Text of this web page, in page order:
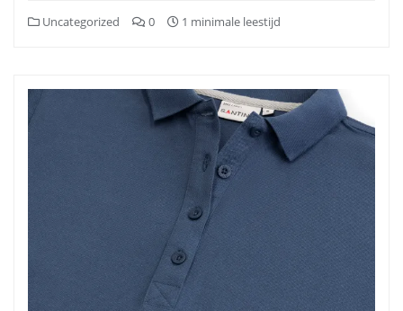
Uncategorized 0 1 minimale leestijd